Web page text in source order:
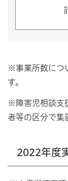
※事業所数につ
す。
※障害児相談支
者等の区分で集
2022年度